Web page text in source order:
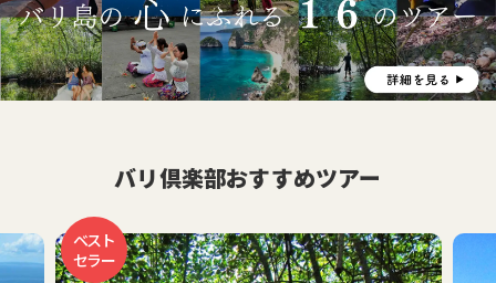
バリ倶楽部おすすめツアー
ベスト
セラー